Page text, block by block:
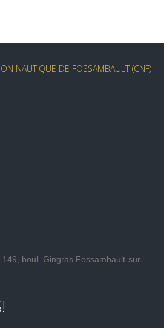
NAUTIQUE DE FOSSAMBAULT (CNF)
149, boul. Gingras Fossambault-sur-